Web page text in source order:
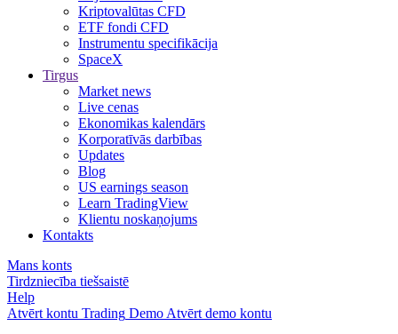
Kriptovalūtas CFD
ETF fondi CFD
Instrumentu specifikācija
SpaceX
Tirgus
Market news
Live cenas
Ekonomikas kalendārs
Korporatīvās darbības
Updates
Blog
US earnings season
Learn TradingView
Klientu noskaņojums
Kontakts
Mans konts
Tirdzniecība tiešsaistē
Help
Atvērt kontu Trading Demo Atvērt demo kontu